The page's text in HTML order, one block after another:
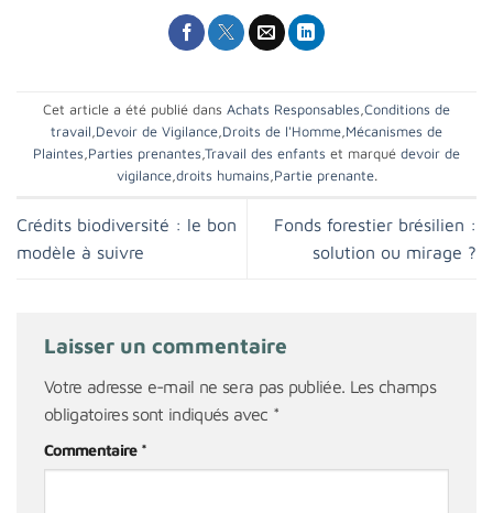
Cet article a été publié dans Achats Responsables,Conditions de
travail,Devoir de Vigilance,Droits de l'Homme,Mécanismes de
Plaintes,Parties prenantes,Travail des enfants et marqué devoir de
vigilance,droits humains,Partie prenante.
Crédits biodiversité : le bon
modèle à suivre
Fonds forestier brésilien :
solution ou mirage ?
Laisser un commentaire
Votre adresse e-mail ne sera pas publiée. Les champs
obligatoires sont indiqués avec *
Commentaire *